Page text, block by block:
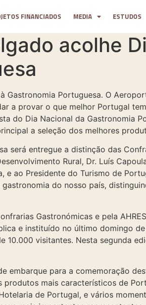
FINANCIADOS MEDIA ESTUDOS
acolhe
Gastronomia Portuguesa. O
a provar o que melhor Portugal
do Dia Nacional da Gastronomia
a seleção dos melhores
será entregue a distinção das
Rural, Dr. Luís
ao Presidente do Turismo de
do nosso país,
Gastronómicas e pela
e instituído no último domingo
10.000 visitantes. Nesta segunda
embarque para a comemoração
mais característicos de
de Portugal, e vários